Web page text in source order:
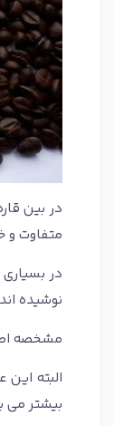
متفاوت و
در
نوشیده
مشخصه
البته
بیشتر می